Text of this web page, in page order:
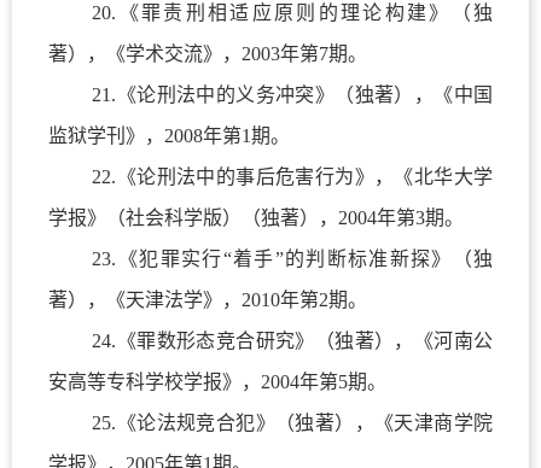
20. 《罪责刑相适应原则的理论构建》（独
著），《学术交流》， 2003年第7期。
21. 《论刑法中的义务冲突》（独著），《中国
监狱学刊》， 2008年第1期。
22. 《论刑法中的事后危害行为》，《北华大学
学报》（社会科学版）（独著）， 2004年第3期。
23. 《犯罪实行“着手”的判断标准新探》（独
著），《天津法学》， 2010年第2期。
24. 《罪数形态竞合研究》（独著），《河南公
安高等专科学校学报》， 2004年第5期。
25. 《论法规竞合犯》（独著），《天津商学院
学报》， 2005年第1期。